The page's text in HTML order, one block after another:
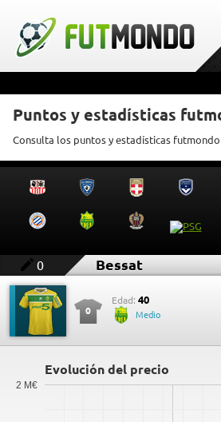
Puntos y estadísticas
Consulta los puntos y estadísticas
0 Bessat
0
Edad: 40
Medio
Evolución del precio
2 M€